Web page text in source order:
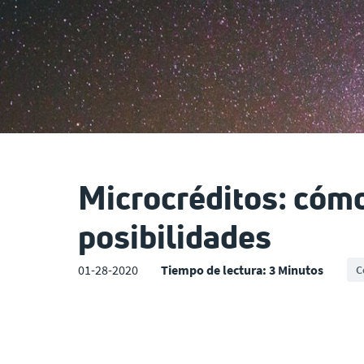
Microcréditos:
posibilidades
01-28-2020 Tiempo de lectura: 3 Minutos